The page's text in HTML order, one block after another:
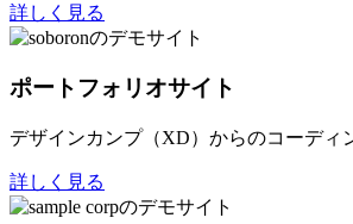
詳しく見る
ポートフォリオサイト
デザインカンプ（XD）からのコーディ
詳しく見る